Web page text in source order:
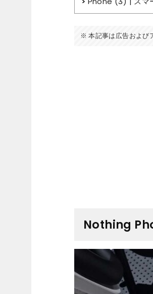
本記事は広告および
Nothing